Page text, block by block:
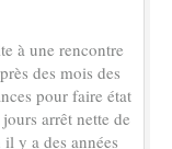
à une rencontre
des mois des
pour faire état
arrêt nette de
y a des années